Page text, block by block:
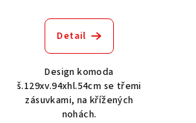
Detail
Design komoda
š.129xv.94xhl.54cm se třemi
zásuvkami, na křížených
nohách.